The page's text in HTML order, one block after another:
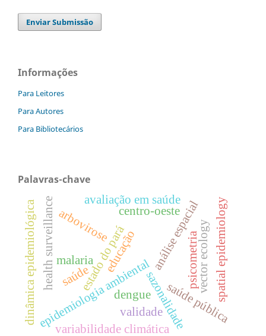
Enviar Submissão
Informações
Para Leitores
Para Autores
Para Bibliotecários
Palavras-chave
sazonalidade
epidemiologia ambiental saúde pública
estado do pará
variabilidade climática
análise espacial
arbovirose
dinâmica epidemiológica centro-oeste
psicometria
validade
malaria
health surveillance spatial epidemiology
vector ecology
avaliação em saúde
dengue
educação
saúde